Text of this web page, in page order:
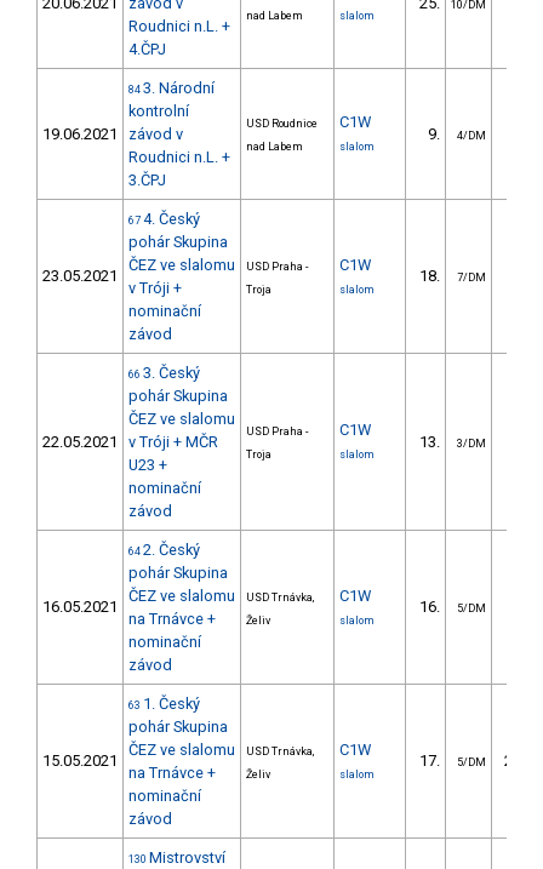
Roudnici n.L. +
4.ČPJ
nad Labem slalom
10/DM
19.06.2021
84 3. Národní
kontrolní
závod v
Roudnici n.L. +
3.ČPJ
USD Roudnice
nad Labem
C1W
slalom
9. 4/DM
23.05.2021
67 4. Český
pohár Skupina
ČEZ ve slalomu
v Tróji +
nominační
závod
USD Praha -
Troja
C1W
slalom
18. 7/DM
22.05.2021
66 3. Český
pohár Skupina
ČEZ ve slalomu
v Tróji + MČR
U23 +
nominační
závod
USD Praha -
Troja
C1W
slalom
13. 3/DM
16.05.2021
64 2. Český
pohár Skupina
ČEZ ve slalomu
na Trnávce +
nominační
závod
USD Trnávka,
Želiv
C1W
slalom
16. 5/DM
15.05.2021
63 1. Český
pohár Skupina
ČEZ ve slalomu
na Trnávce +
nominační
závod
USD Trnávka,
Želiv
C1W
slalom
17. 5/DM
130 Mistrovství